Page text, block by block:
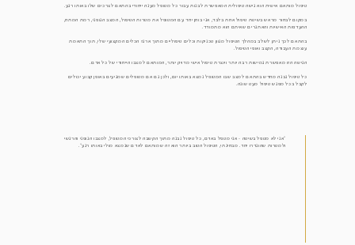
טיפול מותאם אישית הוא גישה טיפולית המאפשרת לבנות עבור כל מטופל מענה ייחודי בהתאם לצרכים שלו באותו רגע.
במקום לבחור מראש בשיטת טיפול אחת בלבד, אני בוחן יחד עם המטופל את מטרות הטיפול, המצב הגופני, רמת המתח,
ההעדפות האישיות והאתגרים שאיתם הוא מתמודד.
בהתאם לכך ניתן לשלב במהלך הטיפול מגוון טכניקות וכלים טיפוליים מתוך ארגז הכלים המקצועי שלי, תוך התאמת
עוצמת העבודה, הקצב ואופי הטיפול.
הגישה הזו מאפשרת גמישות רבה יותר ויוצרת טיפול אישי מדויק יותר, המותאם למצבו הייחודי של כל אדם.
כל טיפול נבנה מחדש בהתאם למצב שבו המטופל נמצא באותו יום, ולכן גם אם מטופלים שמגיעים באופן קבוע יכולים
לקבל בכל מפגש טיפול מעט שונה.
״אני לא מטפל בשיטה - אני מטפל באדם, כל טיפול נבנה מתוך הקשבה לצורכי המטופל, למצבו הגופני והרגשי
ולמטרות שהוגדרו יחד. מבחינתי, הטיפול הטוב ביותר הוא זה שמותאם לאדם שנמצא מולי באותו רגע״.